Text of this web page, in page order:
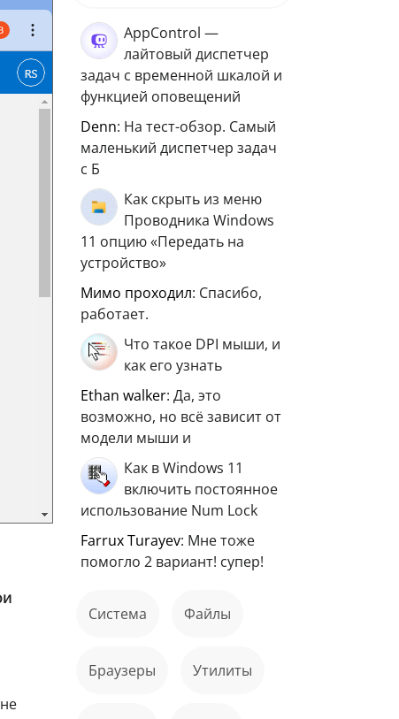
AppControl —
лайтовый диспетчер
задач с временной шкалой и
функцией оповещений
Denn: На тест-обзор. Самый
маленький диспетчер задач
с Б
Как скрыть из меню
Проводника Windows
11 опцию «Передать на
устройство»
мимо проходил: Спасибо,
работает.
Что такое DPI мыши, и
как его узнать
ethan walker: Да, это
возможно, но всё зависит от
модели мыши и
Как в Windows 11
включить постоянное
использование Num Lock
Farrux Turayev: Мне тоже
помогло 2 вариант! супер!
Система файлы
Браузеры Утилиты